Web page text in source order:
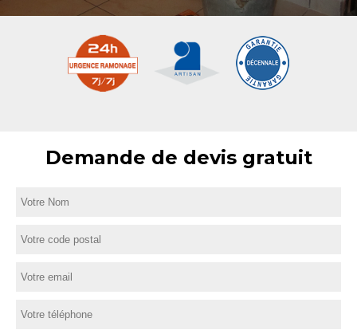
Demande de devis gratuit